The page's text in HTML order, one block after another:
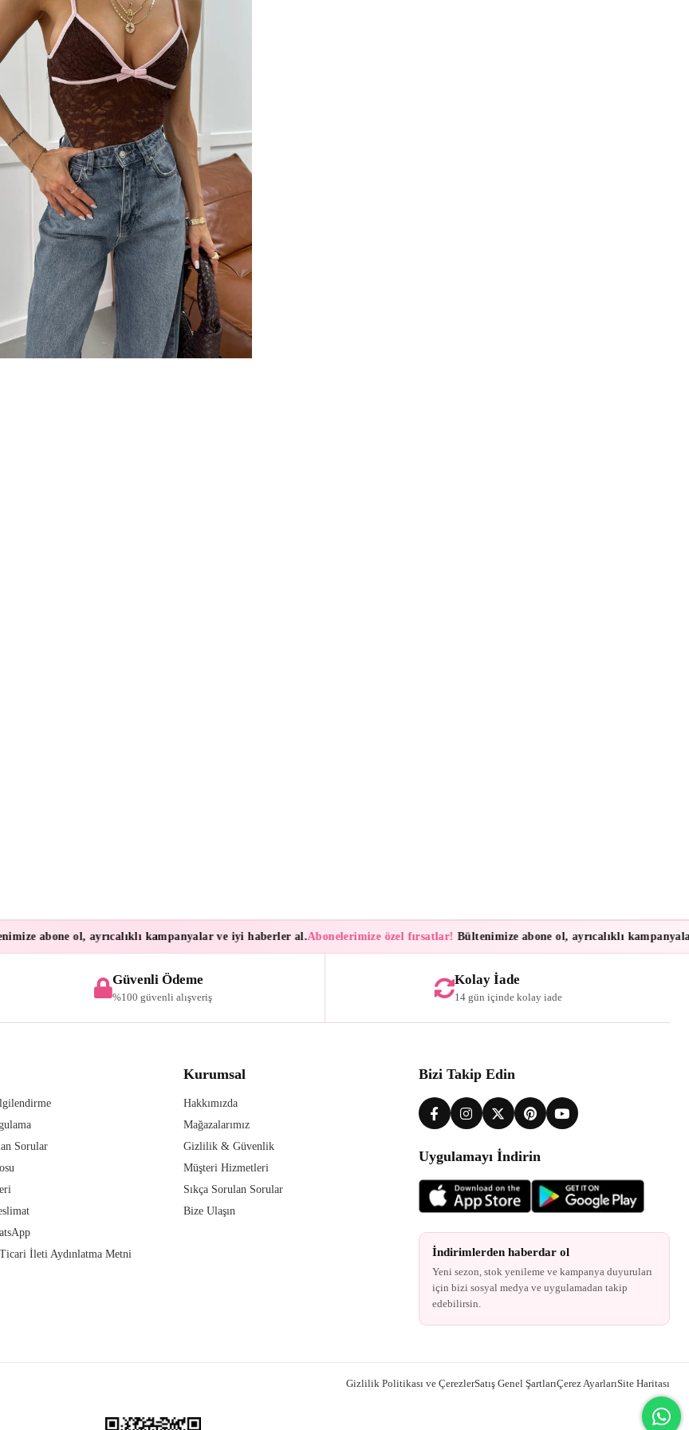
abone ol, ayrıcalıklı kampanyalar ve iyi haberler al.Abonelerimize özel fırsatlar!Bültenimize abone ol, ayrıcalıklı kampanyalar
Güvenli Ödeme
%100 güvenli alışveriş
Kolay İade
14 gün içinde kolay iade
Sorular
İleti Aydınlatma Metni
Kurumsal
Hakkımızda
Mağazalarımız
Gizlilik & Güvenlik
Müşteri Hizmetleri
Sıkça Sorulan Sorular
Bize Ulaşın
Bizi Takip Edin
Uygulamayı İndirin
İndirimlerden haberdar ol
Yeni sezon, stok yenileme ve kampanya duyuruları
için bizi sosyal medya ve uygulamadan takip
edebilirsin.
Gizlilik Politikası ve ÇerezlerSatış Genel ŞartlarıÇerez AyarlarıSite Haritası